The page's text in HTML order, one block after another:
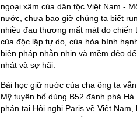
ngoại xâm của dân tộc Việt Nam -
nước, chưa bao giờ chúng ta biết
nhiều đau thương mất mát do
của độc lập tự do, của hòa bình
biện pháp nhẫn nhịn và mềm dẻo
nhát và sợ hãi.
Bài học giữ nước của cha ông ta
Mỹ tuyên bố dùng B52 đánh phá
phán tại Hội nghị Paris về Việt